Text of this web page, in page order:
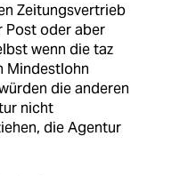
Zeitungsvertrieb
Post oder aber
wenn die taz
Mindestlohn
die anderen
nicht
die Agentur